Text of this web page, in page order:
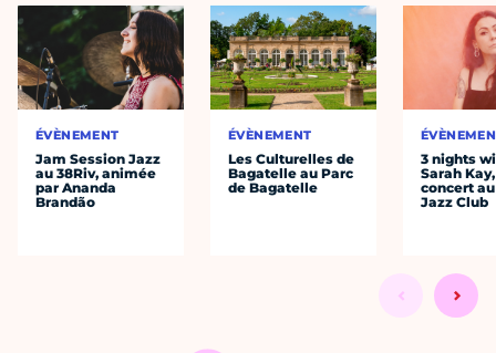
ÉVÈNEMENT
Jam Session Jazz
au 38Riv, animée
par Ananda
Brandão
ÉVÈNEMENT
Les Culturelles de
Bagatelle au Parc
de Bagatelle
3 nights
Sarah
concert
Jazz Club